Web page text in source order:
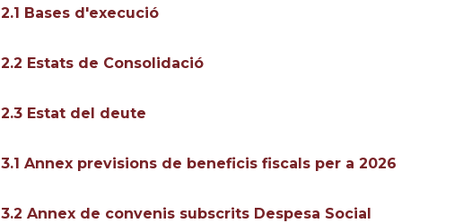
2.1 Bases d'execució
2.2 Estats de Consolidació
2.3 Estat del deute
3.1 Annex previsions de beneficis fiscals per a 2026
3.2 Annex de convenis subscrits Despesa Social